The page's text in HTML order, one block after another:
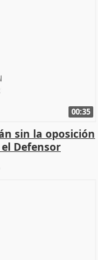
00:35
sin la oposición
Defensor